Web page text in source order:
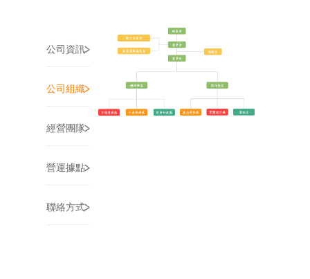
公司資訊>
公司組織>
經營團隊>
營運據點>
聯絡方式>